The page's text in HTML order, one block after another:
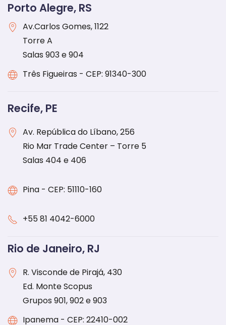
Porto Alegre, RS
Av.Carlos Gomes, 1122
Torre A
Salas 903 e 904
Três Figueiras - CEP: 91340-300
Recife, PE
Av. República do Líbano, 256
Rio Mar Trade Center – Torre 5
Salas 404 e 406
Pina - CEP: 51110-160
+55 81 4042-6000
Rio de Janeiro, RJ
R. Visconde de Pirajá, 430
Ed. Monte Scopus
Grupos 901, 902 e 903
Ipanema - CEP: 22410-002